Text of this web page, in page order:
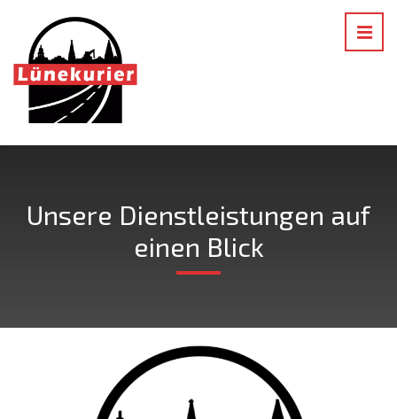
Unsere Dienstleistungen auf
einen Blick